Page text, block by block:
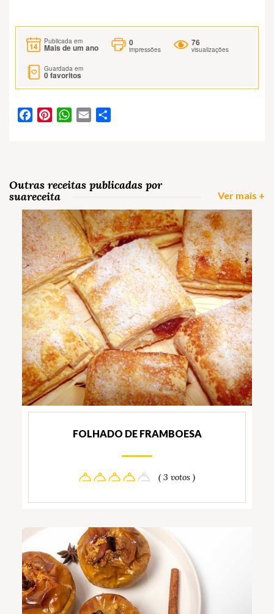
Publicada em
Mais de um ano
0
impressões
76
visualizações
Guardada em
0favoritos
FacebookPinterestWhatsApp
Email
Outras receitas publicadas por
suareceita
Ver mais +
FOLHADO DE FRAMBOESA
( 3 votos )